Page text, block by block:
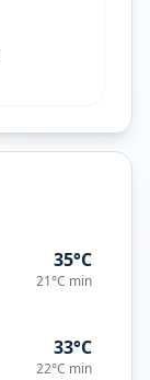
35°C
21°C min
33°C
22°C min